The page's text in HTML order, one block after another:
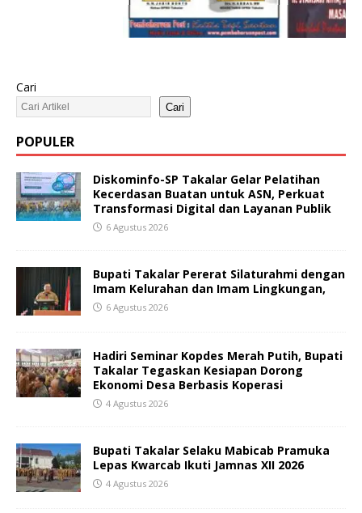
Cari
Cari
POPULER
Diskominfo-SP Takalar Gelar Pelatihan
Kecerdasan Buatan untuk ASN, Perkuat
Transformasi Digital dan Layanan Publik
6 Agustus 2026
Bupati Takalar Pererat Silaturahmi dengan
Imam Kelurahan dan Imam Lingkungan,
6 Agustus 2026
Hadiri Seminar Kopdes Merah Putih, Bupati
Takalar Tegaskan Kesiapan Dorong
Ekonomi Desa Berbasis Koperasi
4 Agustus 2026
Bupati Takalar Selaku Mabicab Pramuka
Lepas Kwarcab Ikuti Jamnas XII 2026
4 Agustus 2026